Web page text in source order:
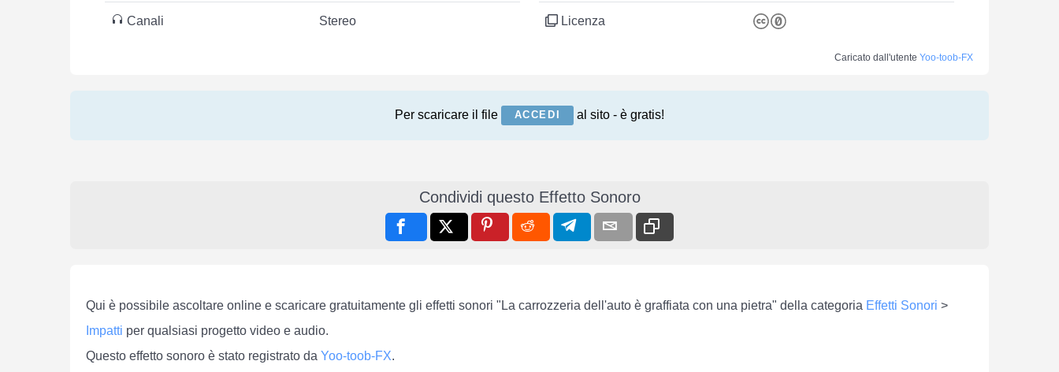
Canali Stereo Licenza
Caricato dall'utente Yoo-toob-FX
Per scaricare il file ACCEDI al sito - è gratis!
Condividi questo Effetto Sonoro
Qui è possibile ascoltare online e scaricare gratuitamente gli effetti sonori "La carrozzeria dell'auto è graffiata con una pietra" della categoria Effetti Sonori >
Impatti per qualsiasi progetto video e audio.
Questo effetto sonoro è stato registrato da Yoo-toob-FX.